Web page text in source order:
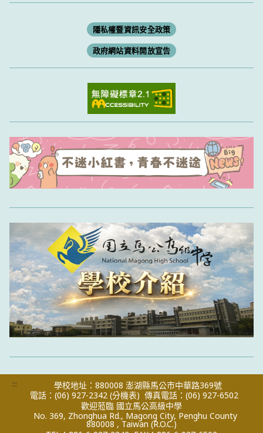
隱私權暨資訊安全政策
政府網站資料開放宣告
:::
學校地址：880008 澎湖縣馬公市中華路369號
電話：(06) 927-2342 (分機表) 傳真電話：(06) 927-6502
歡迎蒞臨 國立馬公高級中學
No. 369, Zhonghua Rd., Magong City, Penghu County
880008 , Taiwan (R.O.C.)